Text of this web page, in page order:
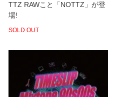
TTZ RAWこと「NOTTZ」が登
場!
SOLD OUT